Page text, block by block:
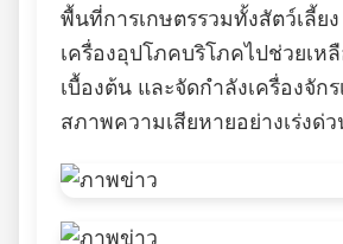
พื้นที่การเกษตรรวมทั้งสัตว์เลี้ย
เครื่องอุปโภคบริโภคไปช่วยเห
เบื้องต้น และจัดกำลังเครื่องจัก
สภาพความเสียหายอย่างเร่งด่